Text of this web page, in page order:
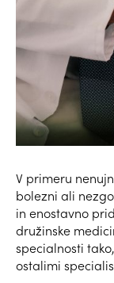
V primeru
bolezni ali
in enostavno
družinske
specialnosti
ostalimi